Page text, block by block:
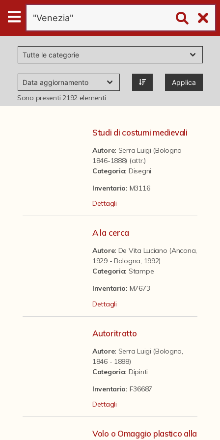
Digital
Humanities
Donazioni
Pubblicazioni
Il progetto Digital Humanities
Applica
Sono presenti2192 elementi
Studi di costumi medievali
Autore: Serra Luigi (Bologna
1846-1888) (attr.)
Categoria: Disegni
Inventario: M3116
Dettagli
A la cerca
Autore: De Vita Luciano (Ancona,
1929 - Bologna, 1992)
Categoria: Stampe
Inventario: M7673
Dettagli
Autoritratto
Autore: Serra Luigi (Bologna,
1846 - 1888)
Categoria: Dipinti
Inventario: F36687
Dettagli
Volo o Omaggio plastico alla